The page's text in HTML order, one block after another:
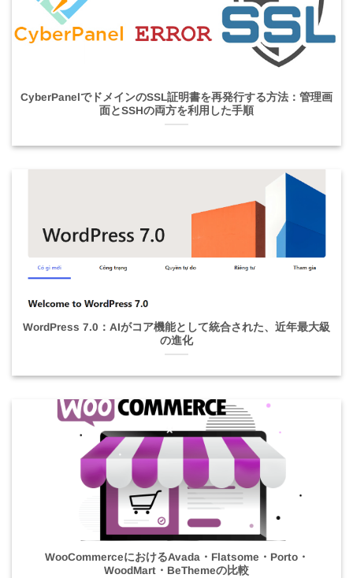
CyberPanelでドメインのSSL証明書を再発行する方法：管理画
面とSSHの両方を利用した手順
WordPress 7.0：AIがコア機能として統合された、近年最大級
の進化
WooCommerceにおけるAvada・Flatsome・Porto・
WoodMart・BeThemeの比較